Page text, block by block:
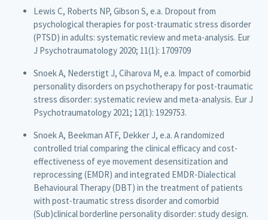
Lewis C, Roberts NP, Gibson S, e.a. Dropout from
psychological therapies for post-traumatic stress disorder
(PTSD) in adults: systematic review and meta-analysis. Eur
J Psychotraumatology 2020; 11(1): 1709709
Snoek A, Nederstigt J, Ciharova M, e.a. Impact of comorbid
personality disorders on psychotherapy for post-traumatic
stress disorder: systematic review and meta-analysis. Eur J
Psychotraumatology 2021; 12(1): 1929753.
Snoek A, Beekman ATF, Dekker J, e.a. A randomized
controlled trial comparing the clinical efficacy and cost-
effectiveness of eye movement desensitization and
reprocessing (EMDR) and integrated EMDR-Dialectical
Behavioural Therapy (DBT) in the treatment of patients
with post-traumatic stress disorder and comorbid
(Sub)clinical borderline personality disorder: study design.